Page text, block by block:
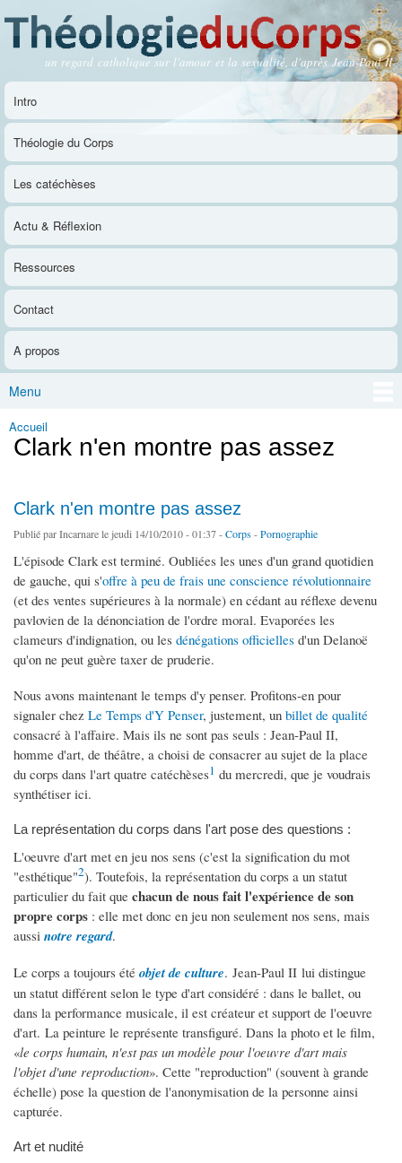
contenu
principal
Théologie du Corps
un regard catholique sur l'amour et la sexualité, d'après Jean-Paul II
Menu principal
Intro
Théologie du Corps
Les catéchèses
Actu & Réflexion
Ressources
Contact
A propos
Menu
Vous êtes ici
Accueil
Clark n'en montre pas assez
Clark n'en montre pas assez
Publié parIncarnarele jeudi 14/10/2010 - 01:37 -Corps -Pornographie
L'épisode Clark est terminé. Oubliées les unes d'un grand quotidien
de gauche, qui s'offre à peu de frais une conscience révolutionnaire
(et des ventes supérieures à la normale) en cédant au réflexe devenu
pavlovien de la dénonciation de l'ordre moral. Evaporées les
clameurs d'indignation, ou les dénégations officielles d'un Delanoë
qu'on ne peut guère taxer de pruderie.
Nous avons maintenant le temps d'y penser. Profitons-en pour
signaler chez Le Temps d'Y Penser, justement, un billet de qualité
consacré à l'affaire. Mais ils ne sont pas seuls : Jean-Paul II,
homme d'art, de théâtre, a choisi de consacrer au sujet de la place
du corps dans l'art quatre catéchèses1 du mercredi, que je voudrais
synthétiser ici.
La représentation du corps dans l'art pose des questions :
L'oeuvre d'art met en jeu nos sens (c'est la signification du mot
"esthétique"2). Toutefois, la représentation du corps a un statut
particulier du fait que chacun de nous fait l'expérience de son
propre corps : elle met donc en jeu non seulement nos sens, mais
aussi notre regard.
Le corps a toujours été objet de culture. Jean-Paul II lui distingue
un statut différent selon le type d'art considéré : dans le ballet, ou
dans la performance musicale, il est créateur et support de l'oeuvre
d'art. La peinture le représente transfiguré. Dans la photo et le film,
«le corps humain, n'est pas un modèle pour l'oeuvre d'art mais
l'objet d'une reproduction». Cette "reproduction" (souvent à grande
échelle) pose la question de l'anonymisation de la personne ainsi
capturée.
Art et nudité